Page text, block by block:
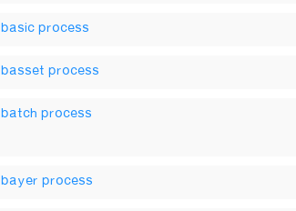
basic process
basset process
batch process
bayer process